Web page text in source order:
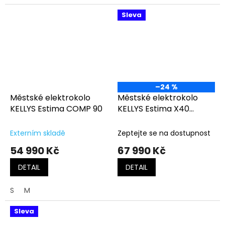
Městské elektrokolo
KELLYS Estima COMP 90
Externím skladě
54 990 Kč
DETAIL
S M
Sleva
–24 %
Městské elektrokolo
KELLYS Estima X40
Zeptejte se na dostupnost
67 990 Kč
DETAIL
Sleva